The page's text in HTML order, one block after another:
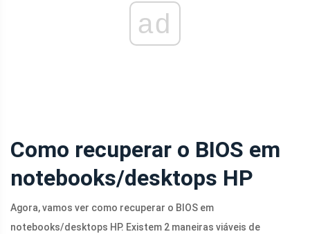
ad
Como recuperar o BIOS em
notebooks/desktops HP
Agora, vamos ver como recuperar o BIOS em
notebooks/desktops HP. Existem 2 maneiras viáveis ​​de